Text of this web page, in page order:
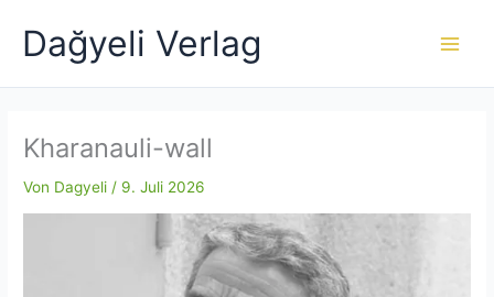
Inhalt
springen
Dağyeli Verlag
Kharanauli-wall
Von Dagyeli / 9. Juli 2026